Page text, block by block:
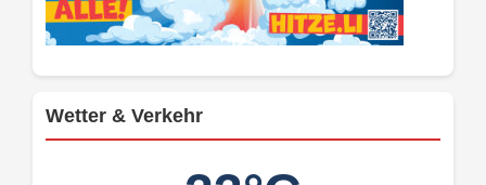
Wetter & Verkehr